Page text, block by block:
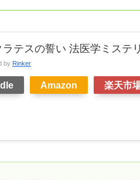
ラテスの誓い 法医学ミステ
by Rinker
Amazon 楽天市